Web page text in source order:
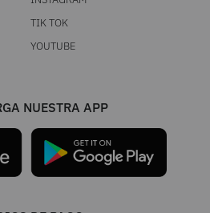
TIK TOK
YOUTUBE
NUESTRA APP